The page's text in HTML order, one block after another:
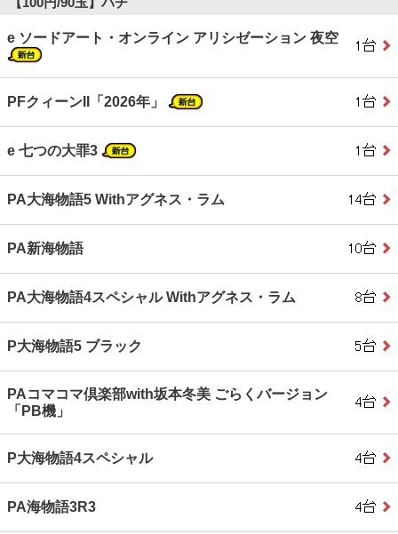
e ソードアート・オンライン アリシゼーション 夜空
PFクィーンII「2026年」
e 七つの大罪3
PA大海物語5 Withアグネス・ラム
PA新海物語
PA大海物語4スペシャル Withアグネス・ラム
P大海物語5 ブラック
PAコマコマ倶楽部with坂本冬美 ごらくバージョン
「PB機」
P大海物語4スペシャル
PA海物語3R3